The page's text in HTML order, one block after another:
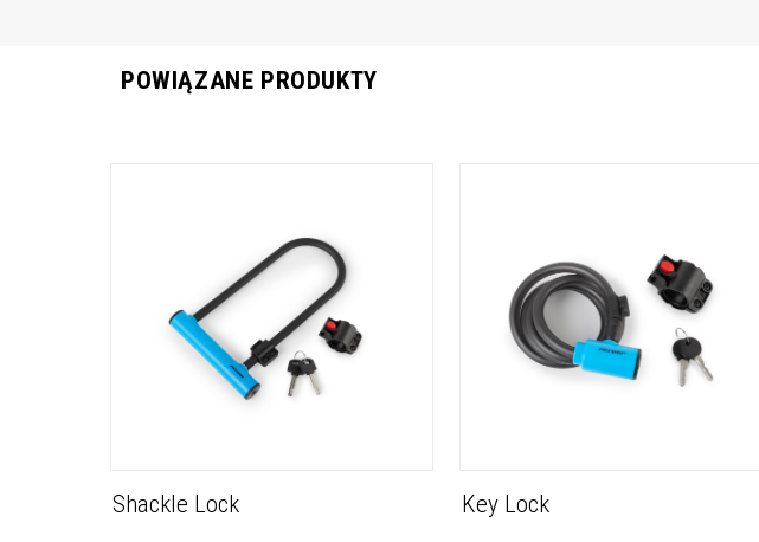
POWIĄZANE PRODUKTY
Shackle Lock Key Lock